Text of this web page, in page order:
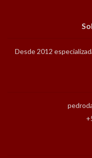
Desde 2012